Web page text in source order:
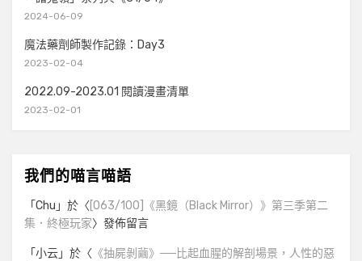
2024-06-09
魔法藥劑師製作記錄：Day3
2023-02-04
2022.09-2023.01 閱讀漫畫清單
2023-02-01
我們的喵言喵語
「Chu 」於〈 [063/100]《黑鏡（Black Mirror）》第三季第二
集．終極玩家〉發佈留言
「小云」於〈 《抽屍剝繭》──比起血腥的解剖場景，人性的惡